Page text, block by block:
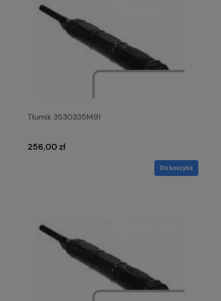
Tłumik 3530335M91
256,00 zł
Do koszyka